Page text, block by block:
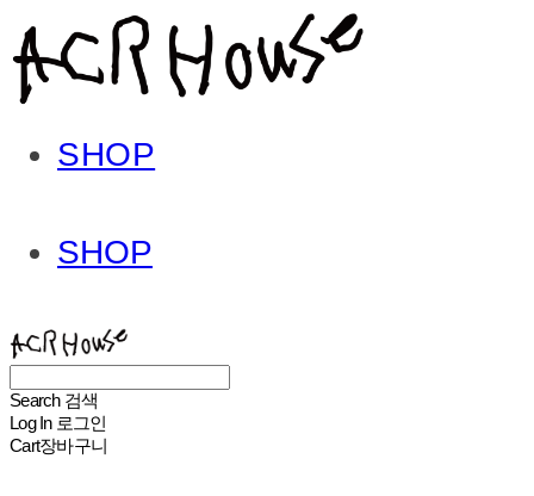
SHOP
SHOP
Search 검색
Log In 로그인
Cart장바구니